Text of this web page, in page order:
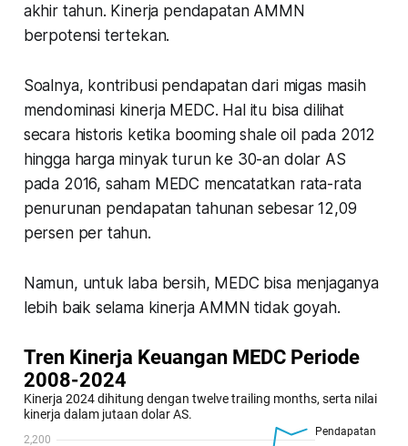
akhir tahun. Kinerja pendapatan AMMN
berpotensi tertekan.
Soalnya, kontribusi pendapatan dari migas masih
mendominasi kinerja MEDC. Hal itu bisa dilihat
secara historis ketika booming shale oil pada 2012
hingga harga minyak turun ke 30-an dolar AS
pada 2016, saham MEDC mencatatkan rata-rata
penurunan pendapatan tahunan sebesar 12,09
persen per tahun.
Namun, untuk laba bersih, MEDC bisa menjaganya
lebih baik selama kinerja AMMN tidak goyah.